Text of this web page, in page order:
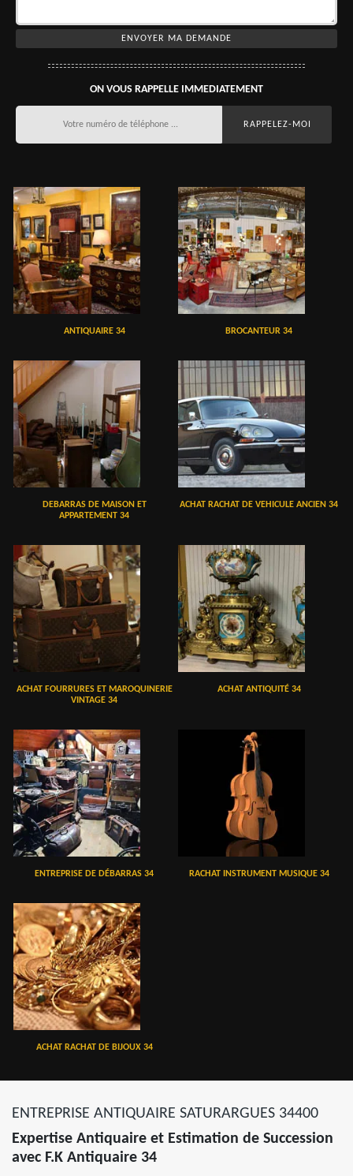
ON VOUS RAPPELLE IMMEDIATEMENT
ANTIQUAIRE 34 BROCANTEUR 34
DEBARRAS DE MAISON ET
APPARTEMENT 34
ACHAT RACHAT DE VEHICULE ANCIEN 34
ACHAT FOURRURES ET MAROQUINERIE
VINTAGE 34
ACHAT ANTIQUITÉ 34
ENTREPRISE DE DÉBARRAS 34 RACHAT INSTRUMENT MUSIQUE 34
ACHAT RACHAT DE BIJOUX 34
ENTREPRISE ANTIQUAIRE SATURARGUES 34400
Expertise Antiquaire et Estimation de Succession
avec F.K Antiquaire 34